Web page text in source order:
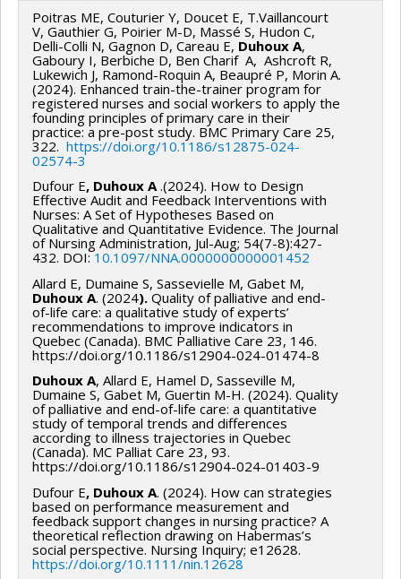
des Instituts de Recherche en Santé du Canada en
2014 et a officiellement démarré en octobre 2014.
Articles publiés dans une revue avec comité de pairs
Poitras ME, Couturier Y, Doucet E, T.Vaillancourt
V, Gauthier G, Poirier M-D, Massé S, Hudon C,
Delli-Colli N, Gagnon D, Careau E, Duhoux A,
Gaboury I, Berbiche D, Ben Charif A, Ashcroft R,
Lukewich J, Ramond-Roquin A, Beaupré P, Morin A.
(2024). Enhanced train-the-trainer program for
registered nurses and social workers to apply the
founding principles of primary care in their
practice: a pre-post study. BMC Primary Care 25,
322. https://doi.org/10.1186/s12875-024-
02574-3
Dufour E, Duhoux A.(2024). How to Design
Effective Audit and Feedback Interventions with
Nurses: A Set of Hypotheses Based on
Qualitative and Quantitative Evidence. The Journal
of Nursing Administration, Jul-Aug; 54(7-8):427-
432. DOI:10.1097/NNA.0000000000001452
Allard E, Dumaine S, Sassevielle M, Gabet M,
Duhoux A. (2024). Quality of palliative and end-
of-life care: a qualitative study of experts’
recommendations to improve indicators in
Quebec (Canada). BMC Palliative Care 23, 146.
https://doi.org/10.1186/s12904-024-01474-8
Duhoux A, Allard E, Hamel D, Sasseville M,
Dumaine S, Gabet M, Guertin M-H. (2024). Quality
of palliative and end-of-life care: a quantitative
study of temporal trends and differences
according to illness trajectories in Quebec
(Canada). MC Palliat Care 23, 93.
https://doi.org/10.1186/s12904-024-01403-9
Dufour E, Duhoux A. (2024). How can strategies
based on performance measurement and
feedback support changes in nursing practice? A
theoretical reflection drawing on Habermas’s
social perspective. Nursing Inquiry; e12628.
https://doi.org/10.1111/nin.12628